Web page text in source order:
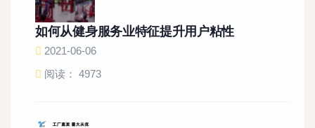
如何从健身服务业特征提升用户粘性
2021-06-06
阅读： 4973